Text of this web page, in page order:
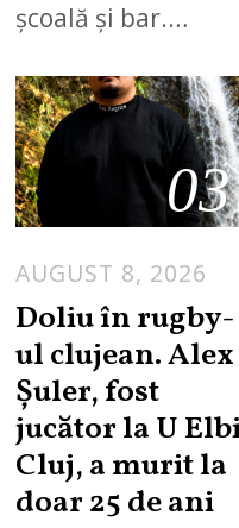
școală și bar.…
03
AUGUST 8, 2026
Doliu în rugby-
ul clujean. Alex
Șuler, fost
jucător la U
Cluj, a murit la
doar 25 de ani